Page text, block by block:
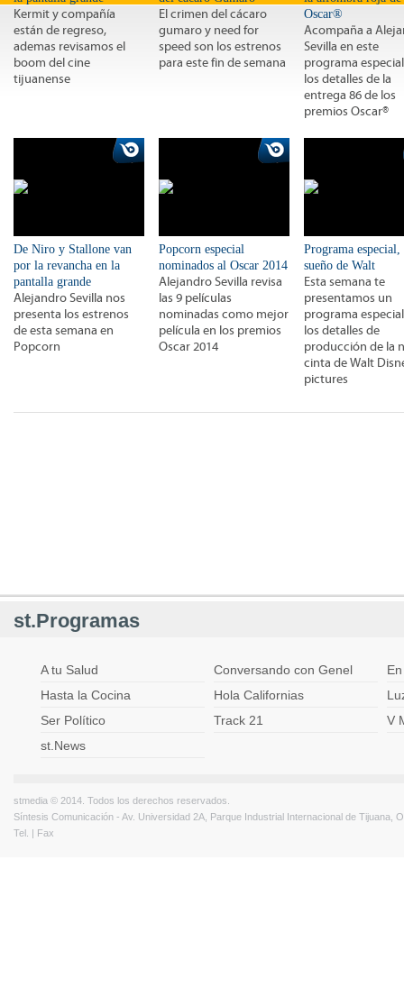
Kermit y compañía
están de regreso,
ademas revisamos el
boom del cine
tijuanense
El crimen del cácaro
gumaro y need for
speed son los estrenos
para este fin de semana
Oscar®
Acompaña a
Sevilla en este
programa
los detalles de la
entrega 86 de los
premios Oscar®
De Niro y Stallone van
por la revancha en la
pantalla grande
Alejandro Sevilla nos
presenta los estrenos
de esta semana en
Popcorn
Popcorn especial
nominados al Oscar 2014
Alejandro Sevilla revisa
las 9 películas
nominadas como mejor
película en los premios
Oscar 2014
Programa especial,
sueño de Walt
Esta semana te
presentamos un
programa
los detalles de
producción de la
cinta de Walt
pictures
st.Programas
A tu Salud Conversando con Genel
Hasta la Cocina
Hola Californias
Ser Político
Track 21
V
st.News
stmedia © 2014. Todos los derechos reservados.
Síntesis Comunicación - Av. Universidad 2A, Parque Industrial Internacional de Tijuana,
Tel. | Fax